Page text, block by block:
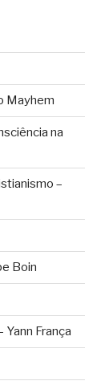
Mayhem
na
–
Boin
França